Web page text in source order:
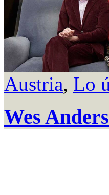
Austria, Lo
Wes